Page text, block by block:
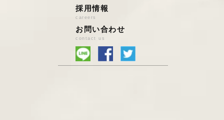
PCパーツ
小型家電・電池
自動車触媒
採用情報
careers
お問い合わせ
contact us